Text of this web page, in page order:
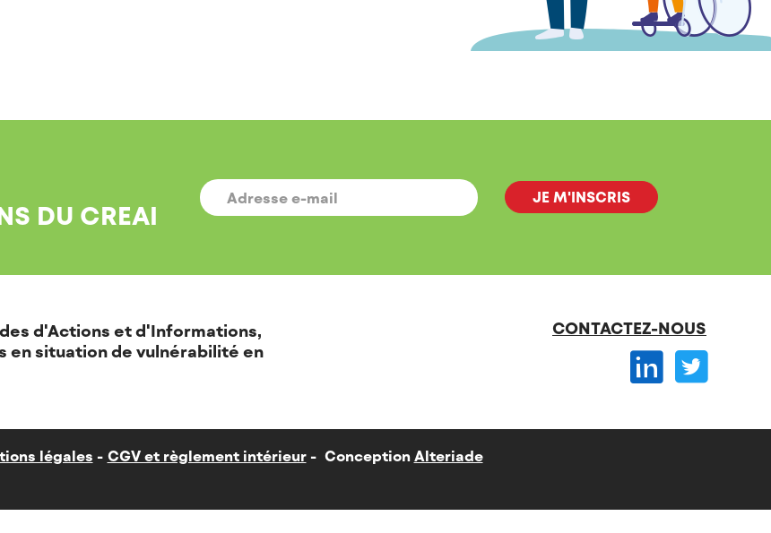
DU CREAI
E-
MAIL *
d'Actions et d'Informations,
en situation de vulnérabilité en
CONTACTEZ-NOUS
légales CGV et règlement intérieur Conception Alteriade